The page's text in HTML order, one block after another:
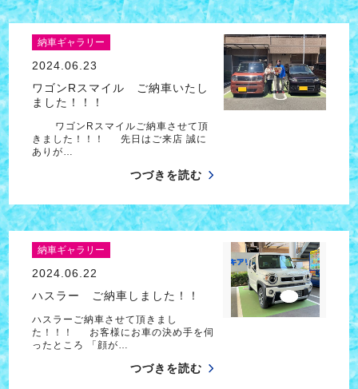
納車ギャラリー
2024.06.23
ワゴンRスマイル ご納車いたし
ました！！！
ワゴンRスマイルご納車させて頂
きました！！！ 先日はご来店 誠に
ありが…
つづきを読む
納車ギャラリー
2024.06.22
ハスラー ご納車しました！！
ハスラーご納車させて頂きまし
た！！！ お客様にお車の決め手を伺
ったところ 「顔が…
つづきを読む